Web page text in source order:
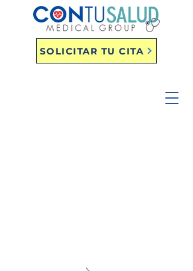
SOLICITAR TU CITA